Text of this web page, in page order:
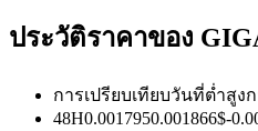
ฟิวเจอร์ส USDC
ประวัติราคาของ
การเปรียบเทียบวันที่ต่ำสูง
48H0.0017950.001866$-